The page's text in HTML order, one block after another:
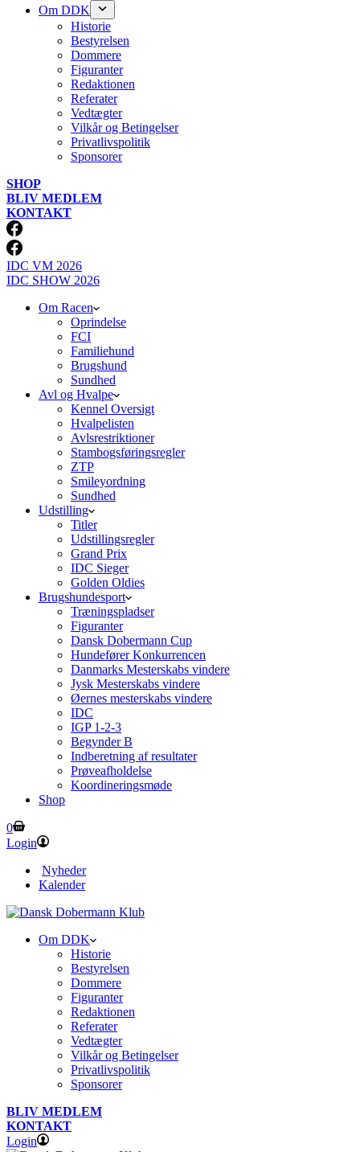
Om DDK
Historie
Bestyrelsen
Dommere
Figuranter
Redaktionen
Referater
Vedtægter
Vilkår og Betingelser
Privatlivspolitik
Sponsorer
SHOP
BLIV MEDLEM
KONTAKT
IDC VM 2026
IDC SHOW 2026
Om Racen
Oprindelse
FCI
Familiehund
Brugshund
Sundhed
Avl og Hvalpe
Kennel Oversigt
Hvalpelisten
Avlsrestriktioner
Stambogsføringsregler
ZTP
Smileyordning
Sundhed
Udstilling
Titler
Udstillingsregler
Grand Prix
IDC Sieger
Golden Oldies
Brugshundesport
Træningspladser
Figuranter
Dansk Dobermann Cup
Hundefører Konkurrencen
Danmarks Mesterskabs vindere
Jysk Mesterskabs vindere
Øernes mesterskabs vindere
IDC
IGP 1-2-3
Begynder B
Indberetning af resultater
Prøveafholdelse
Koordineringsmøde
Shop
Shopping
cart
0
Login
Nyheder
Kalender
Om DDK
Historie
Bestyrelsen
Dommere
Figuranter
Redaktionen
Referater
Vedtægter
Vilkår og Betingelser
Privatlivspolitik
Sponsorer
BLIV MEDLEM
KONTAKT
Login